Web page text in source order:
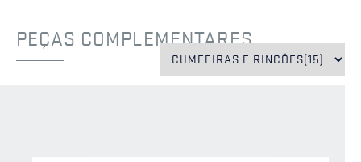
PEÇAS COMPLEMENTARES